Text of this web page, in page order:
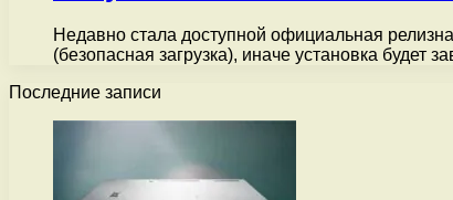
Недавно стала доступной официальная
(безопасная загрузка), иначе установка будет
Последние записи